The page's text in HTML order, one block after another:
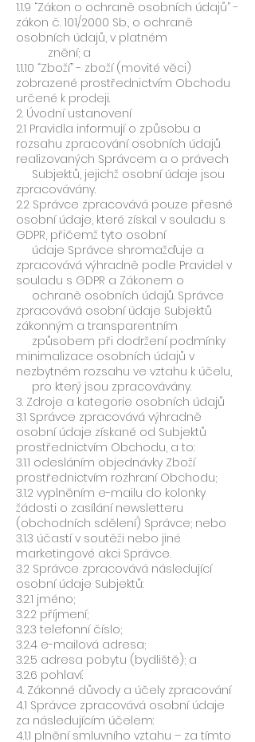
1.1.9 “Zákon o ochraně osobních údajů” -
zákon č. 101/2000 Sb., o ochraně
osobních údajů, v platném
znění; a
1.1.10 “Zboží” - zboží (movité věci)
zobrazené prostřednictvím Obchodu
určené k prodeji.
2. Úvodní ustanovení
2.1 Pravidla informují o způsobu a
rozsahu zpracování osobních údajů
realizovaných Správcem a o právech
Subjektů, jejichž osobní údaje jsou
zpracovávány.
2.2 Správce zpracovává pouze přesné
osobní údaje, které získal v souladu s
GDPR, přičemž tyto osobní
údaje Správce shromažďuje a
zpracovává výhradně podle Pravidel v
souladu s GDPR a Zákonem o
ochraně osobních údajů. Správce
zpracovává osobní údaje Subjektů
zákonným a transparentním
způsobem při dodržení podmínky
minimalizace osobních údajů v
nezbytném rozsahu ve vztahu k účelu,
pro který jsou zpracovávány.
3. Zdroje a kategorie osobních údajů
3.1 Správce zpracovává výhradně
osobní údaje získané od Subjektů
prostřednictvím Obchodu, a to:
3.1.1 odesláním objednávky Zboží
prostřednictvím rozhraní Obchodu;
3.1.2 vyplněním e-mailu do kolonky
žádosti o zasílání newsletteru
(obchodních sdělení) Správce; nebo
3.1.3 účastí v soutěži nebo jiné
marketingové akci Správce.
3.2 Správce zpracovává následující
osobní údaje Subjektů:
3.2.1 jméno;
3.2.2 příjmení;
3.2.3 telefonní číslo;
3.2.4 e-mailová adresa;
3.2.5 adresa pobytu (bydliště); a
3.2.6 pohlaví.
4. Zákonné důvody a účely zpracování
4.1 Správce zpracovává osobní údaje
za následujícím účelem:
4.1.1 plnění smluvního vztahu – za tímto